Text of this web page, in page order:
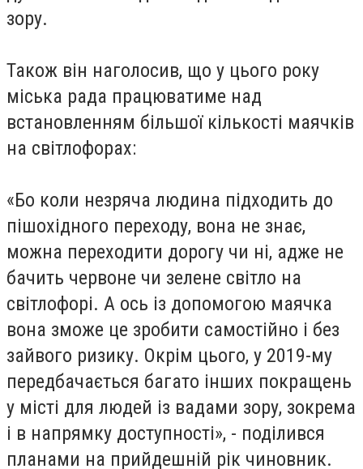
зору.
Також він наголосив, що у цього року
міська рада працюватиме над
встановленням більшої кількості маячків
на світлофорах:
«Бо коли незряча людина підходить до
пішохідного переходу, вона не знає,
можна переходити дорогу чи ні, адже не
бачить червоне чи зелене світло на
світлофорі. А ось із допомогою маячка
вона зможе це зробити самостійно і без
зайвого ризику. Окрім цього, у 2019-му
передбачається багато інших покращень
у місті для людей із вадами зору, зокрема
і в напрямку доступності», - поділився
планами на прийдешній рік чиновник.